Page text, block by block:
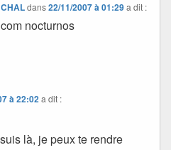
dans22/11/2007 à 01:29 a dit :
nocturnos
à 22:02a dit :
là, je peux te rendre